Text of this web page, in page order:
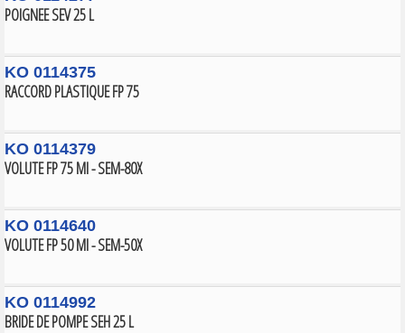
POIGNEE SEV 25 L
KO 0114375
RACCORD PLASTIQUE FP 75
KO 0114379
VOLUTE FP 75 MI - SEM-80X
KO 0114640
VOLUTE FP 50 MI - SEM-50X
KO 0114992
BRIDE DE POMPE SEH 25 L